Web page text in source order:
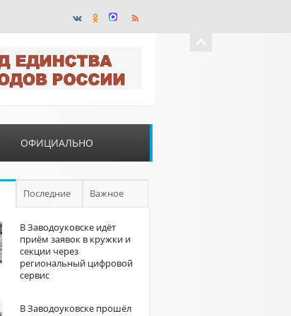
ОФИЦИАЛЬНО
Последние Важное
В Заводоуковске идёт
приём заявок в кружки и
секции через
региональный цифровой
сервис
В Заводоуковске прошёл